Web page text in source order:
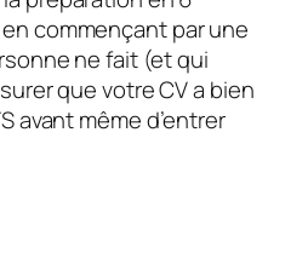
commençant par une
ne fait (et qui
que votre CV a bien
avant même d’entrer